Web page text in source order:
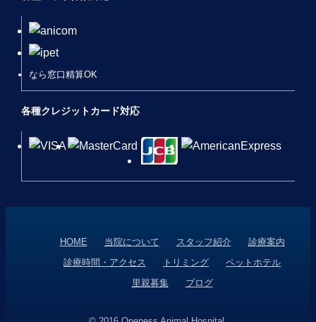
なら窓口精算OK
各種クレジットカード対応
HOME 当院について スタッフ紹介
診療案内
診療時間・アクセス
トリミング
ペットホテル
里親募集
ブログ